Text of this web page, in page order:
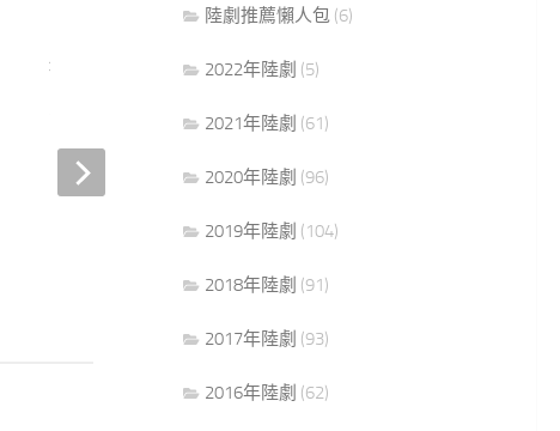
被包圍了 預告～第2集文字預告
陸劇推薦懶人包 (6)
2022年陸劇 (5)
2021年陸劇 (61)
2020年陸劇 (96)
2019年陸劇 (104)
2018年陸劇 (91)
2017年陸劇 (93)
2016年陸劇 (62)